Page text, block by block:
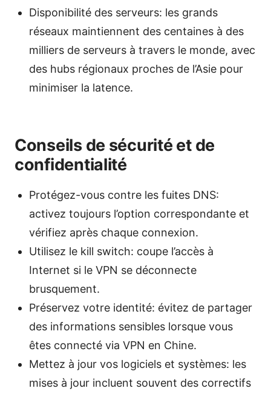
Disponibilité des serveurs: les grands
réseaux maintiennent des centaines à des
milliers de serveurs à travers le monde, avec
des hubs régionaux proches de l’Asie pour
minimiser la latence.
Conseils de sécurité et de
confidentialité
Protégez-vous contre les fuites DNS:
activez toujours l’option correspondante et
vérifiez après chaque connexion.
Utilisez le kill switch: coupe l’accès à
Internet si le VPN se déconnecte
brusquement.
Préservez votre identité: évitez de partager
des informations sensibles lorsque vous
êtes connecté via VPN en Chine.
Mettez à jour vos logiciels et systèmes: les
mises à jour incluent souvent des correctifs